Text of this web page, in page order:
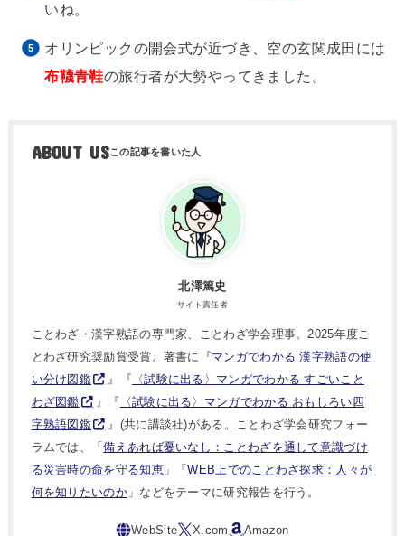
いね。
オリンピックの開会式が近づき、空の玄関成田には
布韈青鞋の旅行者が大勢やってきました。
ABOUT US
北澤篤史
サイト責任者
ことわざ・漢字熟語の専門家、ことわざ学会理事。2025年度こ
とわざ研究奨励賞受賞。著書に『マンガでわかる 漢字熟語の使
い分け図鑑
』『 〈試験に出る〉マンガでわかる すごいこと
わざ図鑑
』『
〈試験に出る〉マンガでわかる おもしろい四
字熟語図鑑
』(共に講談社)がある。ことわざ学会研究フォー
ラムでは、「備えあれば憂いなし：ことわざを通して意識づけ
る災害時の命を守る知恵」「WEB上でのことわざ探求：人々が
何を知りたいのか」などをテーマに研究報告を行う。